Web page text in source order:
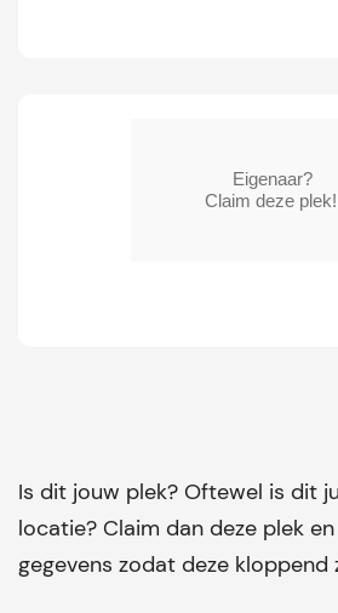
Is dit jouw plek? Oftewel is dit
locatie? Claim dan deze plek
gegevens zodat deze kloppend